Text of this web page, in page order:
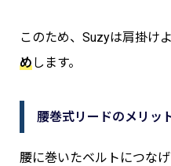
このため、Suzyは肩掛け
めします。
腰巻式リードのメリッ
腰に巻いたベルトにつな